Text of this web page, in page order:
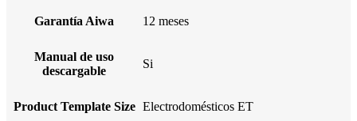
Garantía Aiwa 12 meses
Manual de uso
descargable
Si
Product Template Size Electrodomésticos ET